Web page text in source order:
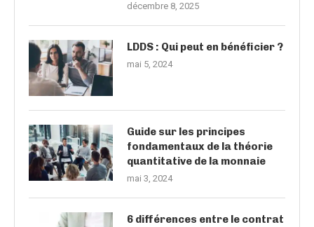
décembre 8, 2025
LDDS : Qui peut en bénéficier ?
mai 5, 2024
Guide sur les principes
fondamentaux de la théorie
quantitative de la monnaie
mai 3, 2024
6 différences entre le contrat